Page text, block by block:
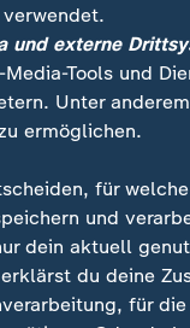
Videos
und externe
Tools und
Unter
ermöglichen.
für
und
dein aktuell
du deine
für